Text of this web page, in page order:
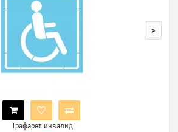
Трафарет инвалид
>